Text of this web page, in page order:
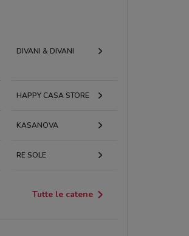
DIVANI & DIVANI
HAPPY CASA STORE
KASANOVA
RE SOLE
Tutte le catene